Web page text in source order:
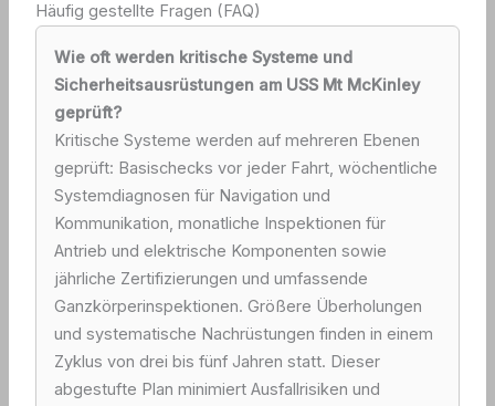
Häufig gestellte Fragen (FAQ)
Wie oft werden kritische Systeme und
Sicherheitsausrüstungen am USS Mt McKinley
geprüft?
Kritische Systeme werden auf mehreren Ebenen
geprüft: Basischecks vor jeder Fahrt, wöchentliche
Systemdiagnosen für Navigation und
Kommunikation, monatliche Inspektionen für
Antrieb und elektrische Komponenten sowie
jährliche Zertifizierungen und umfassende
Ganzkörperinspektionen. Größere Überholungen
und systematische Nachrüstungen finden in einem
Zyklus von drei bis fünf Jahren statt. Dieser
abgestufte Plan minimiert Ausfallrisiken und